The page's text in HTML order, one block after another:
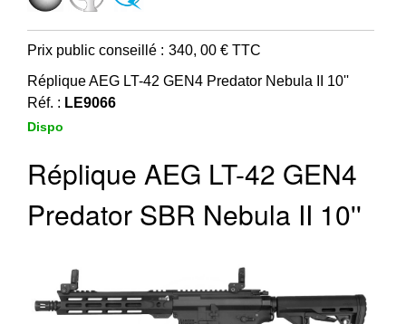
Comprimé‣
‣
Accueil
Marques
Téléchargements
Contact
Prix public conseillé : 340, 00 € TTC
Réplique AEG LT-42 GEN4 Predator Nebula II 10''
Réf. : LE9066
Dispo
Réplique AEG LT-42 GEN4
Predator SBR Nebula II 10''